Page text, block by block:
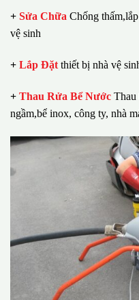
+ Sửa Chữa Chống
vệ sinh
+ Lắp Đặt thiết bị nhà vệ
+ Thau Rửa Bể Nước Thau
ngầm,bể inox, công ty, nhà